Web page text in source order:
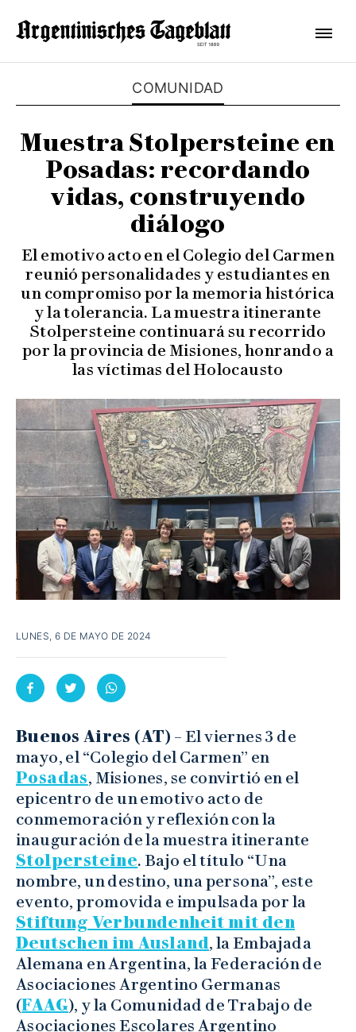
COMUNIDAD
Muestra Stolpersteine en
Posadas: recordando
vidas, construyendo
diálogo
El emotivo acto en el Colegio del Carmen
reunió personalidades y estudiantes en
un compromiso por la memoria histórica
y la tolerancia. La muestra itinerante
Stolpersteine continuará su recorrido
por la provincia de Misiones, honrando a
las víctimas del Holocausto
LUNES, 6 DE MAYO DE 2024
Buenos Aires (AT) – El viernes 3 de
mayo, el “Colegio del Carmen” en
Posadas, Misiones, se convirtió en el
epicentro de un emotivo acto de
conmemoración y reflexión con la
inauguración de la muestra itinerante
Stolpersteine. Bajo el título “Una
nombre, un destino, una persona”, este
evento, promovida e impulsada por la
Stiftung Verbundenheit mit den
Deutschen im Ausland, la Embajada
Alemana en Argentina, la Federación de
Asociaciones Argentino Germanas
(FAAG), y la Comunidad de Trabajo de
Asociaciones Escolares Argentino